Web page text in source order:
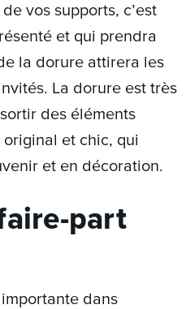
vos supports, c’est
et qui prendra
la dorure attirera les
La dorure est très
des éléments
et chic, qui
et en décoration.
part
dans